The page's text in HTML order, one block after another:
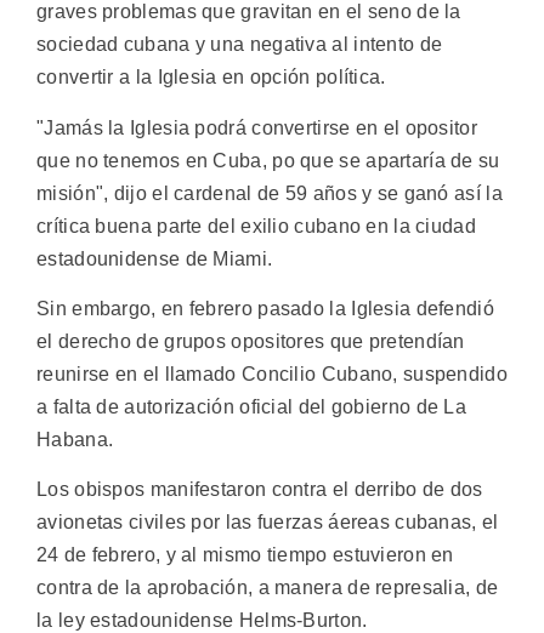
graves problemas que gravitan en el seno de la
sociedad cubana y una negativa al intento de
convertir a la Iglesia en opción política.
"Jamás la Iglesia podrá convertirse en el opositor
que no tenemos en Cuba, po que se apartaría de su
misión", dijo el cardenal de 59 años y se ganó así la
crítica buena parte del exilio cubano en la ciudad
estadounidense de Miami.
Sin embargo, en febrero pasado la Iglesia defendió
el derecho de grupos opositores que pretendían
reunirse en el llamado Concilio Cubano, suspendido
a falta de autorización oficial del gobierno de La
Habana.
Los obispos manifestaron contra el derribo de dos
avionetas civiles por las fuerzas áereas cubanas, el
24 de febrero, y al mismo tiempo estuvieron en
contra de la aprobación, a manera de represalia, de
la ley estadounidense Helms-Burton.